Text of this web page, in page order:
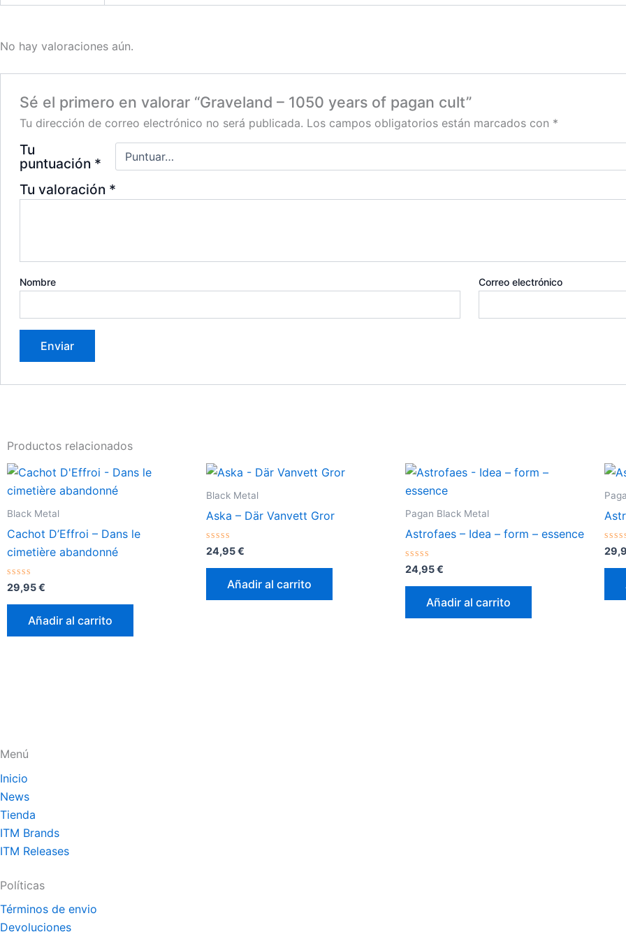
No hay valoraciones aún.
Sé el primero en valorar “Graveland – 1050 years of pagan cult”
Tu dirección de correo electrónico no será publicada. Los campos obligatorios están marcados con *
Tu
puntuación *
Tu valoración *
Nombre Correo electrónico
Productos relacionados
Black Metal
Cachot D’Effroi – Dans le
cimetière abandonné
Valorado
con
0
29,95€
Añadir al carrito
Black Metal
Aska – Där Vanvett Gror
Valorado
con
0
24,95€
Añadir al carrito
Pagan Black Metal
Astrofaes – Idea – form – essence
Valorado
con
0
24,95€
Añadir al carrito
con
0
Menú
Inicio
News
Tienda
ITM Brands
ITM Releases
Políticas
Términos de envio
Devoluciones